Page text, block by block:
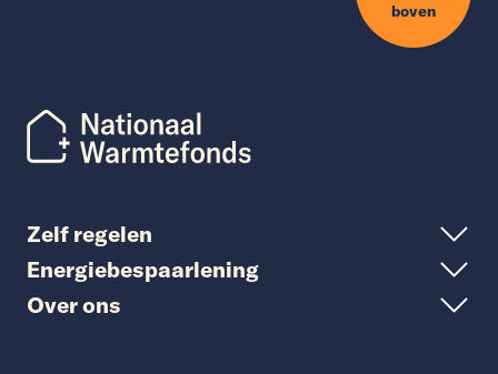
boven
Zelf regelen
Energiebespaarlening
Over ons